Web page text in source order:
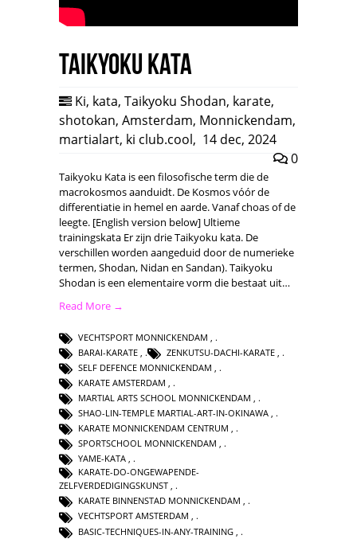
Taikyoku Kata
Ki, kata, Taikyoku Shodan, karate,
shotokan, Amsterdam, Monnickendam,
martialart, ki club.cool, 14 dec, 2024
0
Taikyoku Kata is een filosofische term die de
macrokosmos aanduidt. De Kosmos vóór de
differentiatie in hemel en aarde. Vanaf choas of de
leegte. [English version below] Ultieme
trainingskata Er zijn drie Taikyoku kata. De
verschillen worden aangeduid door de numerieke
termen, Shodan, Nidan en Sandan). Taikyoku
Shodan is een elementaire vorm die bestaat uit…
Read More →
VECHTSPORT MONNICKENDAM
BARAI-KARATE
ZENKUTSU-DACHI-KARATE
SELF DEFENCE MONNICKENDAM
KARATE AMSTERDAM
MARTIAL ARTS SCHOOL MONNICKENDAM ,
SHAO-LIN-TEMPLE MARTIAL-ART-IN-OKINAWA ,
KARATE MONNICKENDAM CENTRUM ,
SPORTSCHOOL MONNICKENDAM ,
YAME-KATA ,
KARATE-DO-ONGEWAPENDE-
ZELFVERDEDIGINGSKUNST ,
KARATE BINNENSTAD MONNICKENDAM ,
VECHTSPORT AMSTERDAM ,
BASIC-TECHNIQUES-IN-ANY-TRAINING